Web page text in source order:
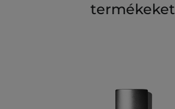
termékeket